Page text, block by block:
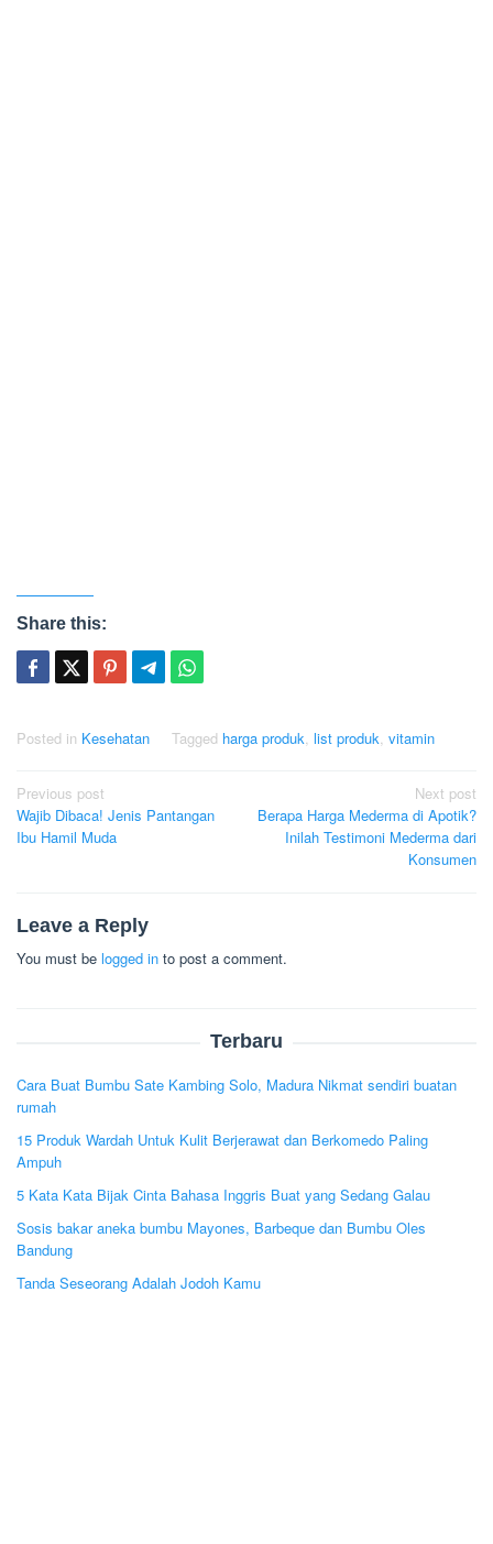
Share this:
Posted in Kesehatan Tagged harga produk, list produk, vitamin
Post
navigation
Previous post
Wajib Dibaca! Jenis Pantangan
Ibu Hamil Muda
Next post
Berapa Harga Mederma di Apotik?
Inilah Testimoni Mederma dari
Konsumen
Leave a Reply
You must be logged in to post a comment.
Terbaru
Cara Buat Bumbu Sate Kambing Solo, Madura Nikmat sendiri buatan
rumah
15 Produk Wardah Untuk Kulit Berjerawat dan Berkomedo Paling
Ampuh
5 Kata Kata Bijak Cinta Bahasa Inggris Buat yang Sedang Galau
Sosis bakar aneka bumbu Mayones, Barbeque dan Bumbu Oles
Bandung
Tanda Seseorang Adalah Jodoh Kamu